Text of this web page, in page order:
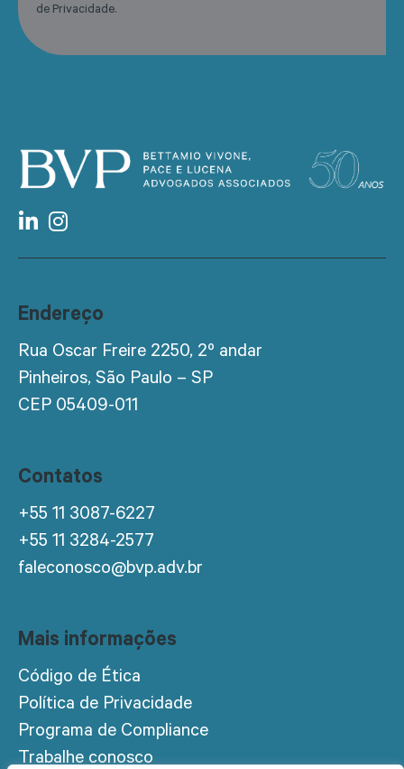
de Privacidade.
Endereço
Rua Oscar Freire 2250, 2º andar
Pinheiros, São Paulo – SP
CEP 05409-011
Contatos
+55 11 3087-6227
+55 11 3284-2577
faleconosco@bvp.adv.br
Mais informações
Código de Ética
Política de Privacidade
Programa de Compliance
Trabalhe conosco